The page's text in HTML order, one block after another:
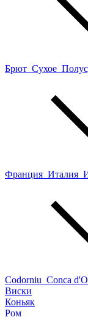
Брют Сухое
Франция Италия
Codorniu Conca
Виски
Коньяк
Ром